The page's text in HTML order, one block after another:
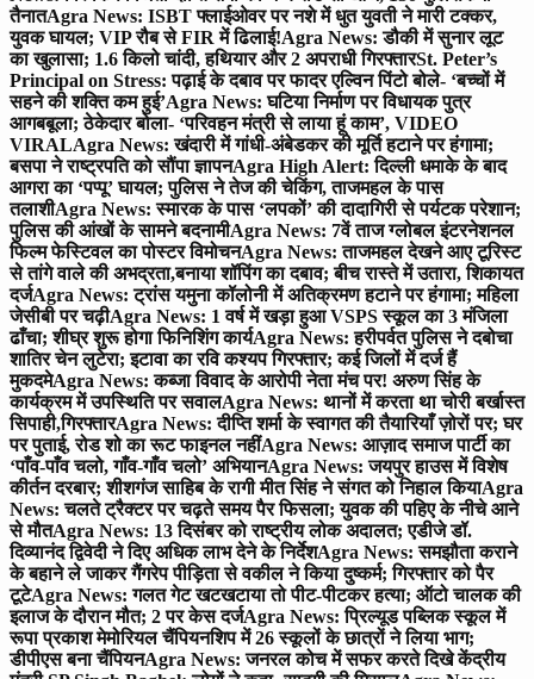
तैनातAgra News: ISBT फ्लाईओवर पर नशे में धुत युवती ने मारी टक्कर,
युवक घायल; VIP रौब से FIR में ढिलाई!Agra News: डौकी में सुनार लूट
का खुलासा; 1.6 किलो चांदी, हथियार और 2 अपराधी गिरफ्तारSt. Peter’s
Principal on Stress: पढ़ाई के दबाव पर फादर एल्विन पिंटो बोले- ‘बच्चों में
सहने की शक्ति कम हुई’Agra News: घटिया निर्माण पर विधायक पुत्र
आगबबूला; ठेकेदार बोला- ‘परिवहन मंत्री से लाया हूं काम’, VIDEO
VIRALAgra News: खंदारी में गांधी-अंबेडकर की मूर्ति हटाने पर हंगामा;
बसपा ने राष्ट्रपति को सौंपा ज्ञापनAgra High Alert: दिल्ली धमाके के बाद
आगरा का ‘पप्पू’ घायल; पुलिस ने तेज की चेकिंग, ताजमहल के पास
तलाशीAgra News: स्मारक के पास ‘लपकों’ की दादागिरी से पर्यटक परेशान;
पुलिस की आंखों के सामने बदनामीAgra News: 7वें ताज ग्लोबल इंटरनेशनल
फिल्म फेस्टिवल का पोस्टर विमोचनAgra News: ताजमहल देखने आए टूरिस्ट
से तांगे वाले की अभद्रता,बनाया शॉपिंग का दबाव; बीच रास्ते में उतारा, शिकायत
दर्जAgra News: ट्रांस यमुना कॉलोनी में अतिक्रमण हटाने पर हंगामा; महिला
जेसीबी पर चढ़ीAgra News: 1 वर्ष में खड़ा हुआ VSPS स्कूल का 3 मंजिला
ढाँचा; शीघ्र शुरू होगा फिनिशिंग कार्यAgra News: हरीपर्वत पुलिस ने दबोचा
शातिर चेन लुटेरा; इटावा का रवि कश्यप गिरफ्तार; कई जिलों में दर्ज हैं
मुकदमेAgra News: कब्जा विवाद के आरोपी नेता मंच पर! अरुण सिंह के
कार्यक्रम में उपस्थिति पर सवालAgra News: थानों में करता था चोरी बर्खास्त
सिपाही,गिरफ्तारAgra News: दीप्ति शर्मा के स्वागत की तैयारियाँ ज़ोरों पर; घर
पर पुताई, रोड शो का रूट फाइनल नहींAgra News: आज़ाद समाज पार्टी का
‘पाँव-पाँव चलो, गाँव-गाँव चलो’ अभियानAgra News: जयपुर हाउस में विशेष
कीर्तन दरबार; शीशगंज साहिब के रागी मीत सिंह ने संगत को निहाल कियाAgra
News: चलते ट्रैक्टर पर चढ़ते समय पैर फिसला; युवक की पहिए के नीचे आने
से मौतAgra News: 13 दिसंबर को राष्ट्रीय लोक अदालत; एडीजे डॉ.
दिव्यानंद द्विवेदी ने दिए अधिक लाभ देने के निर्देशAgra News: समझौता कराने
के बहाने ले जाकर गैंगरेप पीड़िता से वकील ने किया दुष्कर्म; गिरफ्तार को पैर
टूटेAgra News: गलत गेट खटखटाया तो पीट-पीटकर हत्या; ऑटो चालक की
इलाज के दौरान मौत; 2 पर केस दर्जAgra News: प्रिल्यूड पब्लिक स्कूल में
रूपा प्रकाश मेमोरियल चैंपियनशिप में 26 स्कूलों के छात्रों ने लिया भाग;
डीपीएस बना चैंपियनAgra News: जनरल कोच में सफर करते दिखे केंद्रीय